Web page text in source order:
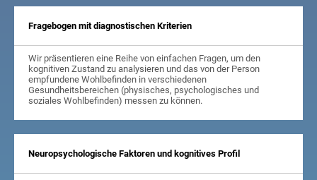
Fragebogen mit diagnostischen Kriterien
Wir präsentieren eine Reihe von einfachen Fragen, um den
kognitiven Zustand zu analysieren und das von der Person
empfundene Wohlbefinden in verschiedenen
Gesundheitsbereichen (physisches, psychologisches und
soziales Wohlbefinden) messen zu können.
Neuropsychologische Faktoren und kognitives Profil